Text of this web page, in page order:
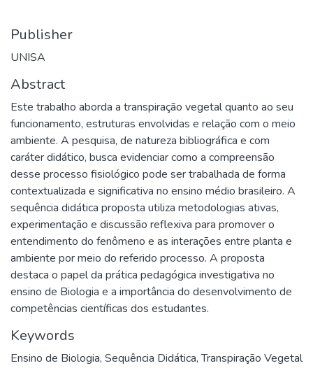
Publisher
UNISA
Abstract
Este trabalho aborda a transpiração vegetal quanto ao seu
funcionamento, estruturas envolvidas e relação com o meio
ambiente. A pesquisa, de natureza bibliográfica e com
caráter didático, busca evidenciar como a compreensão
desse processo fisiológico pode ser trabalhada de forma
contextualizada e significativa no ensino médio brasileiro. A
sequência didática proposta utiliza metodologias ativas,
experimentação e discussão reflexiva para promover o
entendimento do fenômeno e as interações entre planta e
ambiente por meio do referido processo. A proposta
destaca o papel da prática pedagógica investigativa no
ensino de Biologia e a importância do desenvolvimento de
competências científicas dos estudantes.
Keywords
Ensino de Biologia, Sequência Didática,Transpiração Vegetal